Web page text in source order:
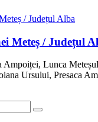
Meteș / Județul
Lunca
Ursului, Presaca